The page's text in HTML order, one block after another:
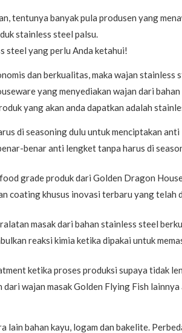
tentunya banyak pula produsen yang
stainless steel palsu.
steel yang perlu Anda ketahui!
dan berkualitas, maka wajan stainless
yang menyediakan wajan dari
yang akan anda dapatkan adalah
di seasoning dulu untuk menciptakan
benar anti lengket tanpa harus di
grade produk dari Golden Dragon
coating khusus inovasi terbaru yang telah
masak dari bahan stainless steel
reaksi kimia ketika dipakai untuk
ketika proses produksi supaya tidak
wajan masak Golden Flying Fish
bahan kayu, logam dan bakelite.